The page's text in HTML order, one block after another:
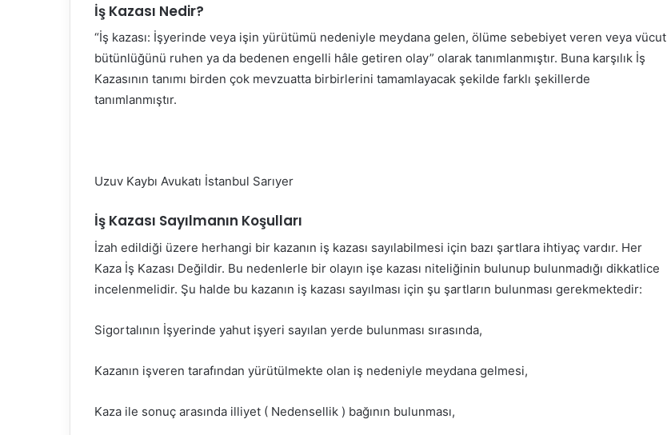
İş Kazası Nedir?
“İş kazası: İşyerinde veya işin yürütümü nedeniyle meydana gelen, ölüme sebebiyet veren veya vücut
bütünlüğünü ruhen ya da bedenen engelli hâle getiren olay” olarak tanımlanmıştır. Buna karşılık İş
Kazasının tanımı birden çok mevzuatta birbirlerini tamamlayacak şekilde farklı şekillerde
tanımlanmıştır.
Uzuv Kaybı Avukatı İstanbul Sarıyer
İş Kazası Sayılmanın Koşulları
İzah edildiği üzere herhangi bir kazanın iş kazası sayılabilmesi için bazı şartlara ihtiyaç vardır. Her
Kaza İş Kazası Değildir. Bu nedenlerle bir olayın işe kazası niteliğinin bulunup bulunmadığı dikkatlice
incelenmelidir. Şu halde bu kazanın iş kazası sayılması için şu şartların bulunması gerekmektedir:
Sigortalının İşyerinde yahut işyeri sayılan yerde bulunması sırasında,
Kazanın işveren tarafından yürütülmekte olan iş nedeniyle meydana gelmesi,
Kaza ile sonuç arasında illiyet ( Nedensellik ) bağının bulunması,